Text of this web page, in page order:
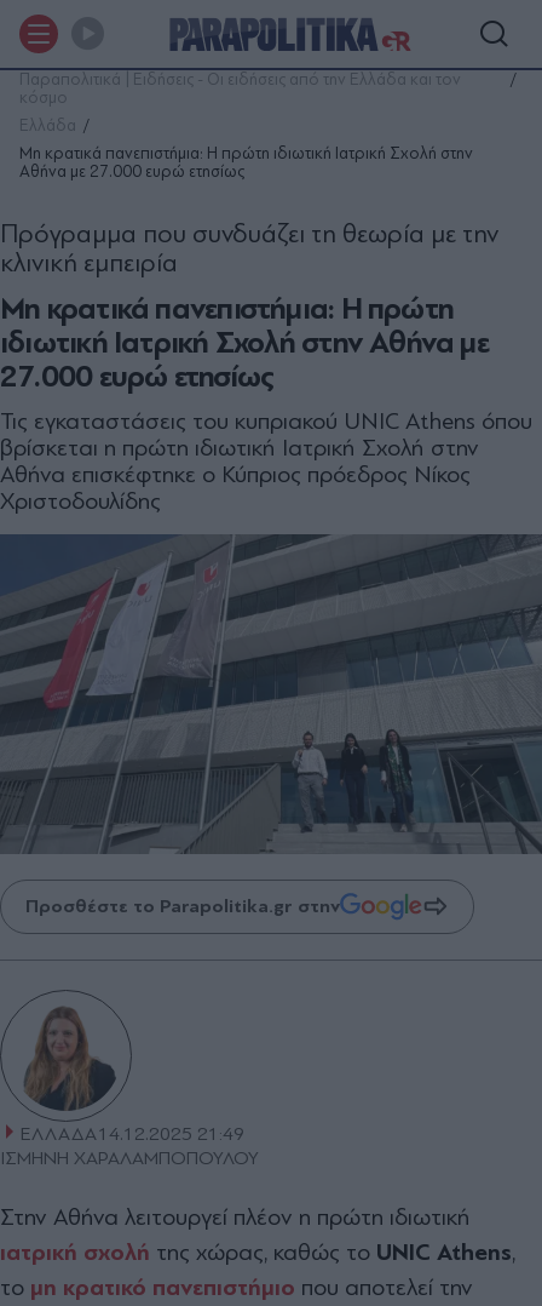
Παραπολιτικά | Ειδήσεις - Οι ειδήσεις από την Ελλάδα και τον
κόσμο
Ελλάδα
Μη κρατικά πανεπιστήμια: Η πρώτη ιδιωτική Ιατρική Σχολή στην
Αθήνα µε 27.000 ευρώ ετησίως
Μη κρατικά πανεπιστήμια: Η πρώτη
ιδιωτική Ιατρική Σχολή στην Αθήνα µε
27.000 ευρώ ετησίως
Πρόγραμμα που συνδυάζει τη θεωρία µε την
κλινική εμπειρία
Τις εγκαταστάσεις του κυπριακού UNIC Athens όπου
βρίσκεται η πρώτη ιδιωτική Ιατρική Σχολή στην
Αθήνα επισκέφτηκε ο Κύπριος πρόεδρος Νίκος
Χριστοδουλίδης
Προσθέστε το Parapolitika.gr στην
ΕΛΛΑΔΑ14.12.2025 21:49
ΙΣΜΗΝΗ ΧΑΡΑΛΑΜΠΟΠΟΥΛΟΥ
Στην Αθήνα λειτουργεί πλέον η πρώτη ιδιωτική
ιατρική σχολή της χώρας, καθώς το UNIC Athens,
το μη κρατικό πανεπιστήμιο που αποτελεί την